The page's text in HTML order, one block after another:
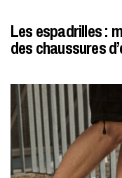
Les espadrilles :
des chaussures